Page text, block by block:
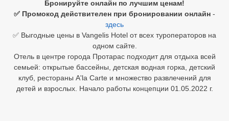
Бронируйте онлайн по лучшим ценам!
✅ Промокод действителен при бронировании онлайн -
здесь
✅ Выгодные цены в Vangelis Hotel от всех туроператоров на
одном сайте.
Отель в центре города Протарас подходит для отдыха всей
семьей: открытые бассейны, детская водная горка, детский
клуб, рестораны A'la Carte и множество развлечений для
детей и взрослых. Начало работы концепции 01.05.2022 г.
ОАЭ
Египет
Куба
Шри Ланка